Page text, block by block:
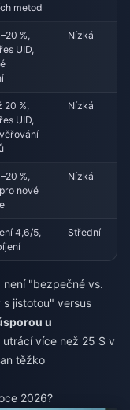
metod
%,
UID,
Nízká
20 %,
UID,
Nízká
%,
nové
Nízká
4,6/5,
Střední
"bezpečné vs.
jistotou" versus
u
utrácí více než 25 $ v
těžko
2026?